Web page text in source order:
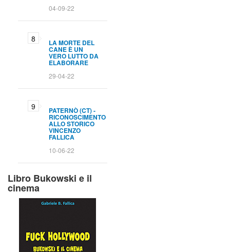
04-09-22
LA MORTE DEL
CANE È UN
VERO LUTTO DA
ELABORARE
29-04-22
PATERNÒ (CT) -
RICONOSCIMENTO
ALLO STORICO
VINCENZO
FALLICA
10-06-22
Libro Bukowski e il
cinema